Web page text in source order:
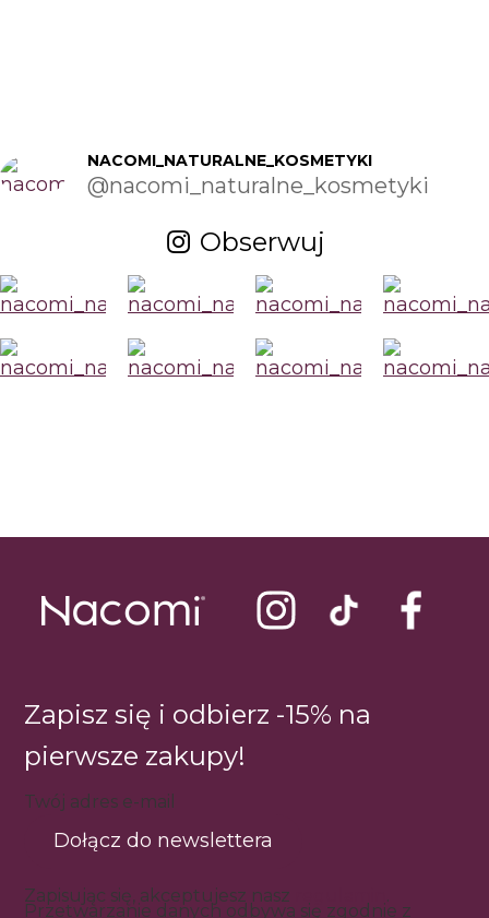
NACOMI_NATURALNE_KOSMETYKI
@nacomi_naturalne_kosmetyki
Obserwuj
Zapisz się i odbierz -15% na
pierwsze zakupy!
Twój adres e-mail
Dołącz do newslettera
Zapisując się, akceptujesz nasz .
Przetwarzanie danych odbywa się zgodnie z